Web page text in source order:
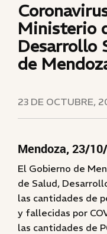
Ministerio
Desarrollo
de
23 DE OCTUBRE,
Mendoza, 23/
El Gobierno de
de Salud,
las cantidades de
y fallecidas por
las cantidades de